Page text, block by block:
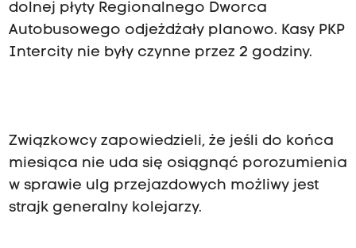
dolnej płyty Regionalnego Dworca
Autobusowego odjeżdżały planowo. Kasy PKP
Intercity nie były czynne przez 2 godziny.
Związkowcy zapowiedzieli, że jeśli do końca
miesiąca nie uda się osiągnąć porozumienia
w sprawie ulg przejazdowych możliwy jest
strajk generalny kolejarzy.